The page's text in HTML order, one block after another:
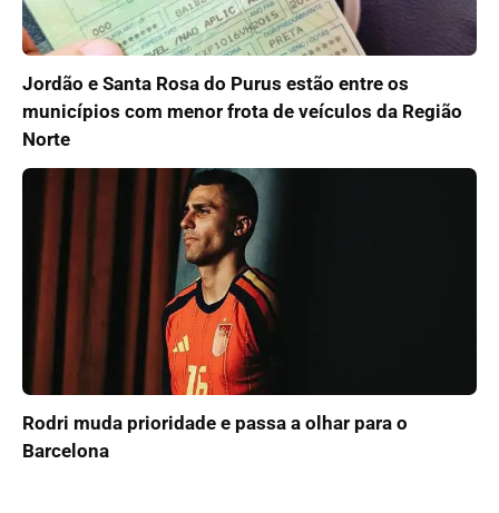
Jordão e Santa Rosa do Purus estão entre os
municípios com menor frota de veículos da Região
Norte
Rodri muda prioridade e passa a olhar para o
Barcelona